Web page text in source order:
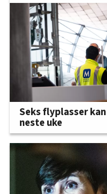
Seks flyplasser
neste uke